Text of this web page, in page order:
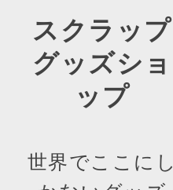
スクラップ
グッズショ
ップ
世界でここにし